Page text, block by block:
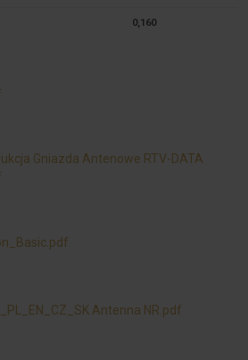
0,160
Gniazda Antenowe RTV-DATA
Antenna NR.pdf